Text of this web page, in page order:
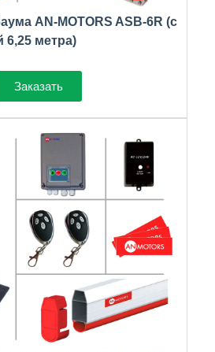
AN-MOTORS ASB-6R (с
6,25 метра)
Заказать